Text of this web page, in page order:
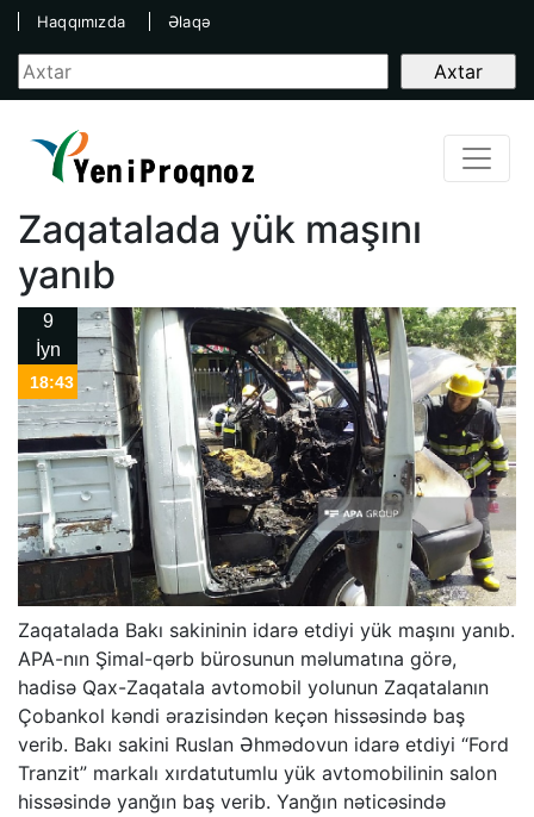
Haqqımızda Əlaqə
Zaqatalada yük maşını
yanıb
9
İyn
18:43
Zaqatalada Bakı sakininin idarə etdiyi yük maşını yanıb.
APA-nın Şimal-qərb bürosunun məlumatına görə,
hadisə Qax-Zaqatala avtomobil yolunun Zaqatalanın
Çobankol kəndi ərazisindən keçən hissəsində baş
verib. Bakı sakini Ruslan Əhmədovun idarə etdiyi “Ford
Tranzit” markalı xırdatutumlu yük avtomobilinin salon
hissəsində yanğın baş verib. Yanğın nəticəsində